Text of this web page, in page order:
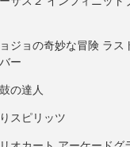
ジョの奇妙な冒険 ラス
ー
の達人
スピリッツ